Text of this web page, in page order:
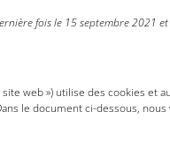
fois le 15 septembre 2021
site web ») utilise des cookies et
le document ci-dessous,